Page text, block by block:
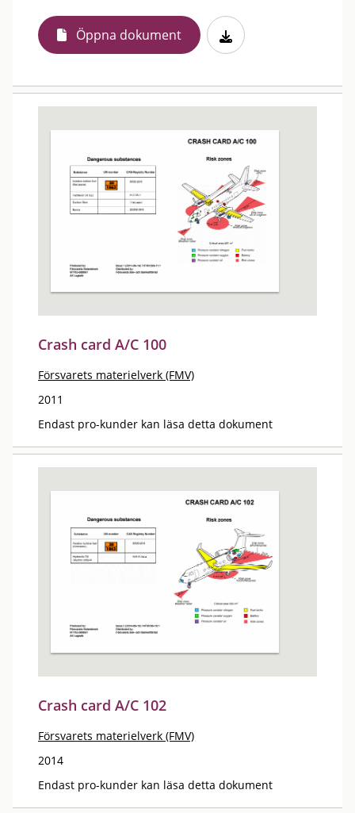
Öppna dokument
Crash card A/C 100
Försvarets materielverk (FMV)
2011
Endast pro-kunder kan läsa detta dokument
Crash card A/C 102
Försvarets materielverk (FMV)
2014
Endast pro-kunder kan läsa detta dokument